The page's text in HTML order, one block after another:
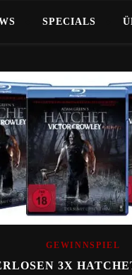
SPECIALS
GEWINNSPIEL
3X